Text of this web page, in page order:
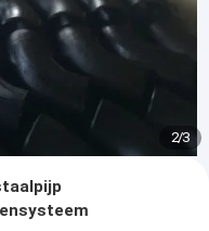
2/3